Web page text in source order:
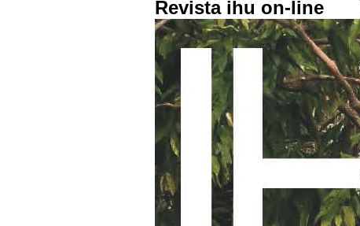
Revista ihu on-line